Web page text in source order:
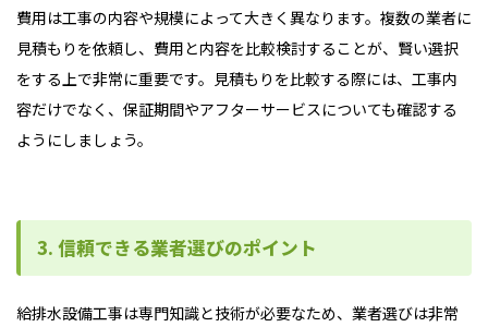
費用は工事の内容や規模によって大きく異なります。複数の業者に
見積もりを依頼し、費用と内容を比較検討することが、賢い選択
をする上で非常に重要です。見積もりを比較する際には、工事内
容だけでなく、保証期間やアフターサービスについても確認する
ようにしましょう。
3. 信頼できる業者選びのポイント
給排水設備工事は専門知識と技術が必要なため、業者選びは非常